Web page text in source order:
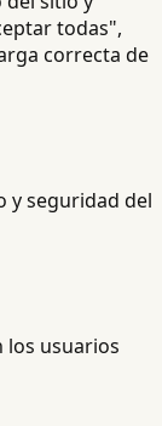
todas",
correcta de
y seguridad del
usuarios